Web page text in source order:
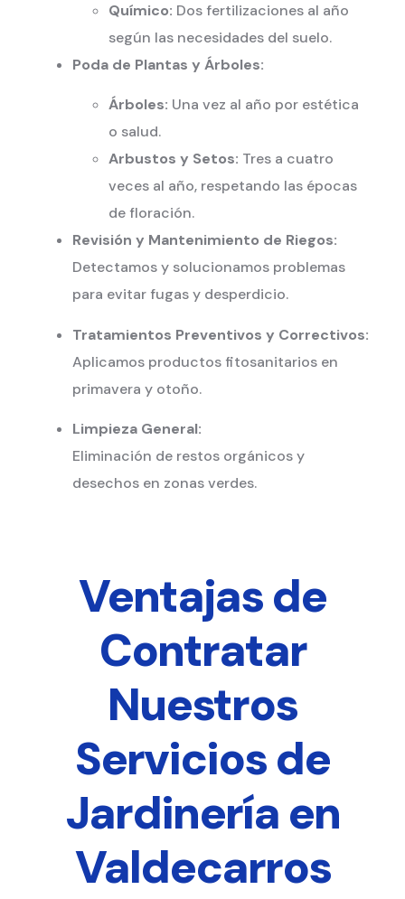
Químico: Dos fertilizaciones al año
según las necesidades del suelo.
Poda de Plantas y Árboles:
Árboles: Una vez al año por estética
o salud.
Arbustos y Setos: Tres a cuatro
veces al año, respetando las épocas
de floración.
Revisión y Mantenimiento de Riegos:
Detectamos y solucionamos problemas
para evitar fugas y desperdicio.
Tratamientos Preventivos y Correctivos:
Aplicamos productos fitosanitarios en
primavera y otoño.
Limpieza General:
Eliminación de restos orgánicos y
desechos en zonas verdes.
Ventajas de
Contratar
Nuestros
Servicios de
Jardinería en
Valdecarros